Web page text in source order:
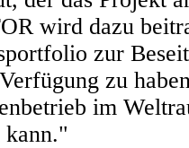
wird dazu
zur
zu
im
kann."